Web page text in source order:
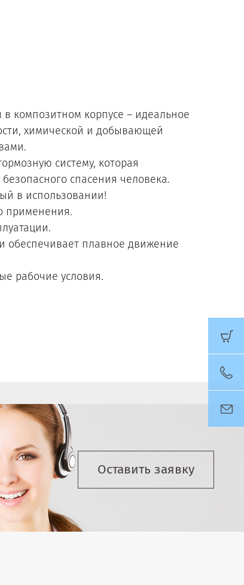
композитном корпусе – идеальное
химической и добывающей
систему, которая
спасения человека.
в использовании!
применения.
обеспечивает плавное движение
рабочие условия.
Оставить заявку